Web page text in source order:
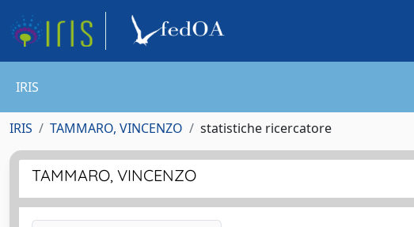
IRIS
IRIS TAMMARO, VINCENZO statistiche ricercatore
TAMMARO, VINCENZO